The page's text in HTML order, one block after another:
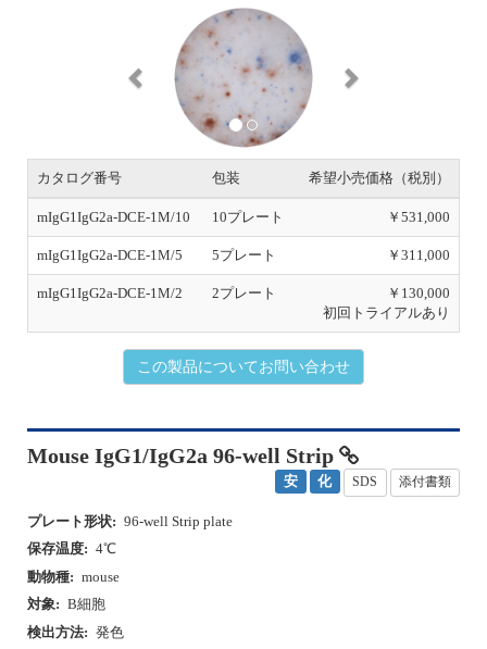
v
s
t
カタログ番号 包装 希望小売価格（税別）
mIgG1IgG2a-DCE-1M/10 10プレート ￥531,000
mIgG1IgG2a-DCE-1M/5 5プレート ￥311,000
mIgG1IgG2a-DCE-1M/2 2プレート
￥130,000
初回トライアルあり
この製品についてお問い合わせ
Mouse IgG1/IgG2a 96-well Strip
安 化 SDS 添付書類
プレート形状: 96-well Strip plate
保存温度: 4℃
動物種: mouse
対象: B細胞
検出方法: 発色